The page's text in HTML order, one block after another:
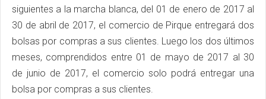
siguientes a la marcha blanca, del 01 de enero de 2017 al
30 de abril de 2017, el comercio de Pirque entregará dos
bolsas por compras a sus clientes. Luego los dos últimos
meses, comprendidos entre 01 de mayo de 2017 al 30
de junio de 2017, el comercio solo podrá entregar una
bolsa por compras a sus clientes.